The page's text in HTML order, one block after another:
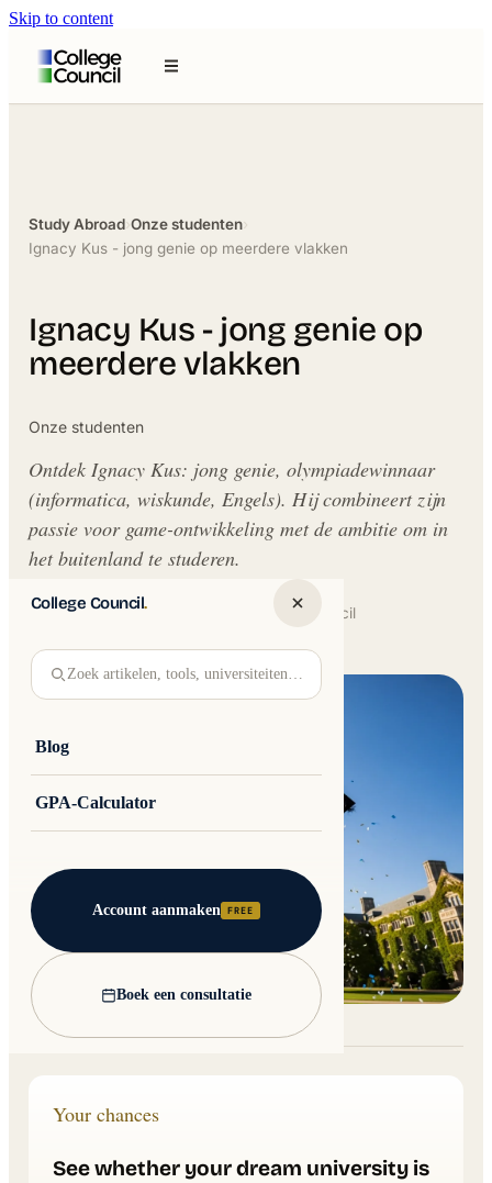
Skip to content
College Council.
Zoek artikelen, tools, universiteiten…
Blog
GPA-Calculator
Account aanmaken FREE
Boek een consultatie
Study Abroad›Onze studenten›
Ignacy Kus - jong genie op meerdere vlakken
Ignacy Kus - jong genie op
meerdere vlakken
Onze studenten
Ontdek Ignacy Kus: jong genie, olympiadewinnaar
(informatica, wiskunde, Engels). Hij combineert zijn
passie voor game-ontwikkeling met de ambitie om in
het buitenland te studeren.
Written byJakub Andre College Council
Lead image: Wikimedia Commons
Your chances
See whether your dream university is